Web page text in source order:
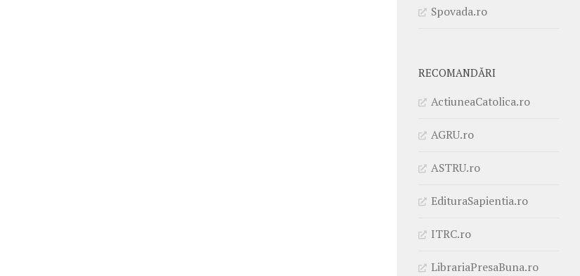
Spovada.ro
RECOMANDĂRI
ActiuneaCatolica.ro
AGRU.ro
ASTRU.ro
EdituraSapientia.ro
ITRC.ro
LibrariaPresaBuna.ro